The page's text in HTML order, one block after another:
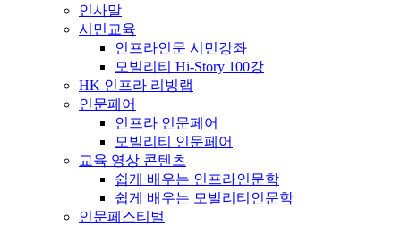
인사말
시민교육
인프라인문 시민강좌
모빌리티 Hi-Story 100강
HK 인프라 리빙랩
인문페어
인프라 인문페어
모빌리티 인문페어
교육 영상 콘텐츠
쉽게 배우는 인프라인문학
쉽게 배우는 모빌리티인문학
인문페스티벌